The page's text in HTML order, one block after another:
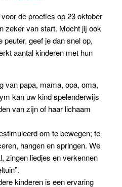
de proefles op 23 oktober
zeker van start. Mocht jij ook
peuter, geef je dan snel op,
aantal kinderen met hun
van papa, mama, opa, oma,
kan uw kind spelenderwijs
van zijn of haar lichaam
om te bewegen; te
hangen en springen. We
zingen liedjes en verkennen
kinderen is een ervaring